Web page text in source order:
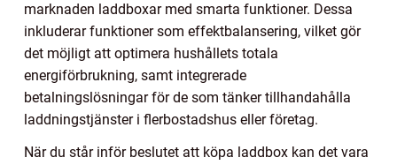
marknaden laddboxar med smarta funktioner. Dessa
inkluderar funktioner som effektbalansering, vilket gör
det möjligt att optimera hushållets totala
energiförbrukning, samt integrerade
betalningslösningar för de som tänker tillhandahålla
laddningstjänster i flerbostadshus eller företag.
När du står inför beslutet att köpa laddbox kan det vara